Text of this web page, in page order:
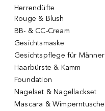
Herrendüfte
Rouge & Blush
BB- & CC-Cream
Gesichtsmaske
Gesichtspflege für Männer
Haarbürste & Kamm
Foundation
Nagelset & Nagellackset
Mascara & Wimperntusche